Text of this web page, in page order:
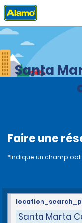
Accueil Agences
Santa
Faire une
*Indique un champ
Santa Marta